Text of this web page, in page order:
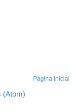
Página inicial
(Atom)